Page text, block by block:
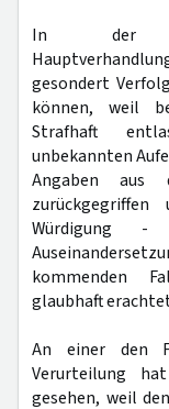
In der
gesondert
können, weil
Strafhaft
unbekannten
Angaben aus
Würdigung -
kommenden
glaubhaft
An einer den
Verurteilung
gesehen, weil